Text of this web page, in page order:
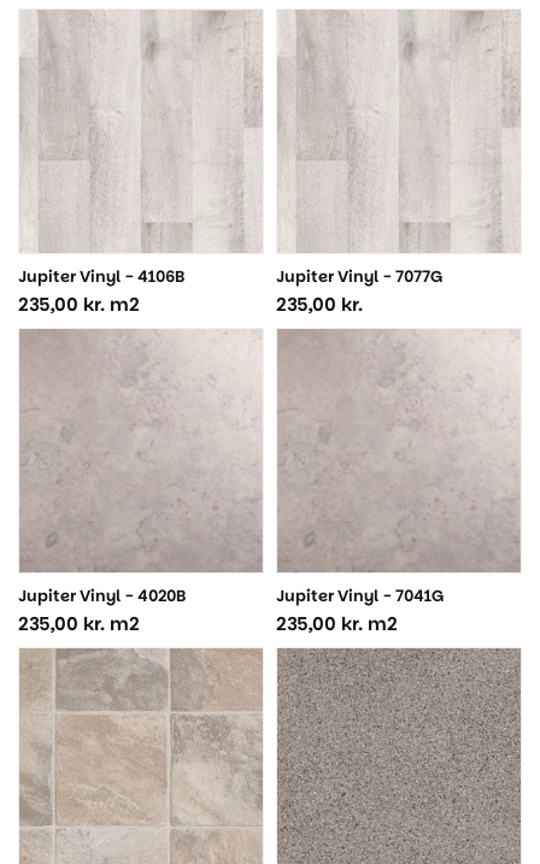
Jupiter Vinyl - 4106B
235,00 kr. m2
Jupiter Vinyl - 7077G
235,00 kr.
Jupiter Vinyl - 4020B
235,00 kr. m2
Jupiter Vinyl - 7041G
235,00 kr. m2